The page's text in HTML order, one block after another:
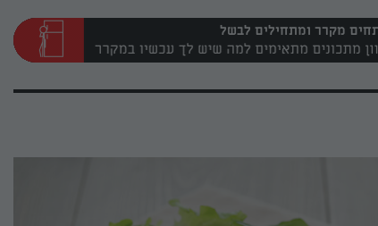
מקרר ומתחילים לבשל